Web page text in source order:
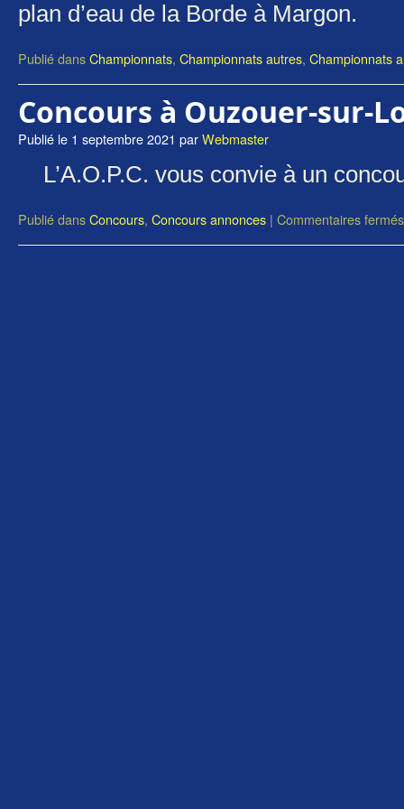
plan d’eau de la Borde à Margon.
Publié dansChampionnats, Championnats autres, Championnats
Concours à Ouzouer-sur-
Publié le 1 septembre 2021 parWebmaster
L’A.O.P.C. vous convie à un
Publié dansConcours, Concours annonces | Commentaires fermés